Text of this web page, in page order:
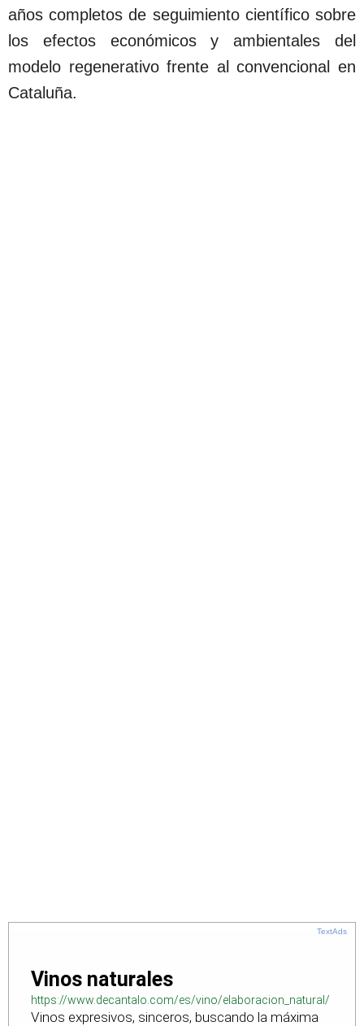
años completos de seguimiento científico sobre
los efectos económicos y ambientales del
modelo regenerativo frente al convencional en
Cataluña.
TextAds
Vinos naturales
https://www.decantalo.com/es/vino/elaboracion_natural/
Vinos expresivos, sinceros, buscando la máxima